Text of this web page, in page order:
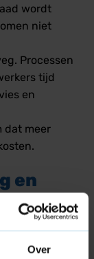
Over
wordt
niet
Processen
tijd
en
dat meer
en